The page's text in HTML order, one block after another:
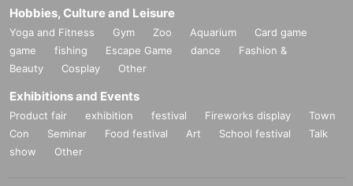
Hobbies, Culture and Leisure
Yoga and Fitness Gym Zoo Aquarium
Card game
game
fishing Escape Game dance
Fashion &
Beauty
Cosplay Other
Exhibitions and Events
Product fair exhibition festival Fireworks display
Town
Con
Seminar Food festival Art School festival
Talk
show
Other